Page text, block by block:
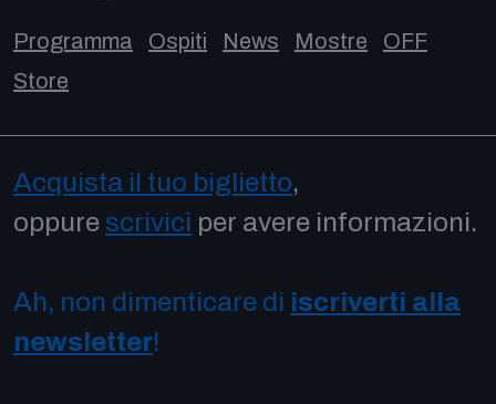
Programma Ospiti News Mostre
OFF
Store
Acquista il tuo biglietto,
oppure scrivici per avere informazioni.
Ah, non dimenticare di iscriverti alla
newsletter!